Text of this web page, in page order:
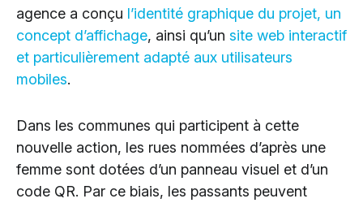
agence a conçu l’identité graphique du projet, un
concept d’affichage, ainsi qu’un site web interactif
et particulièrement adapté aux utilisateurs
mobiles.
Dans les communes qui participent à cette
nouvelle action, les rues nommées d’après une
femme sont dotées d’un panneau visuel et d’un
code QR. Par ce biais, les passants peuvent